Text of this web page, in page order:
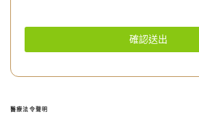
確認送出
醫療法令聲明